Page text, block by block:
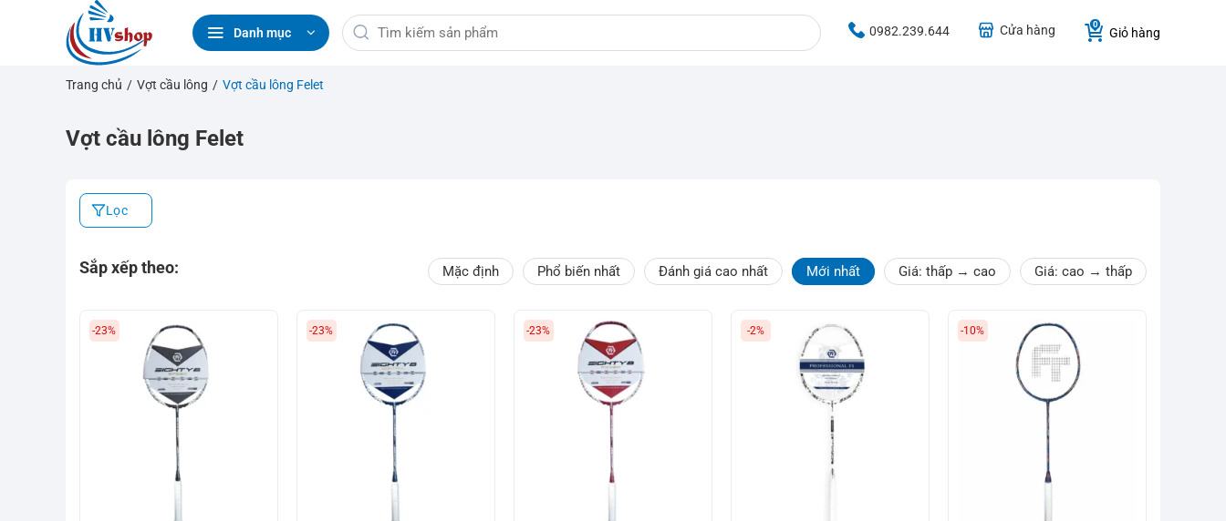
Danh mục
Tìm
kiếm:
0982.239.644 Cửa hàng Giỏ hàng
Trang chủ / Vợt cầu lông / Vợt cầu lông Felet
Vợt cầu lông Felet
Lọc
Sắp xếp theo: Mặc định Phổ biến nhất Đánh giá cao nhất Mới nhất Giá: thấp → cao Giá: cao → thấp
-23% -23% -23% -2% -10%